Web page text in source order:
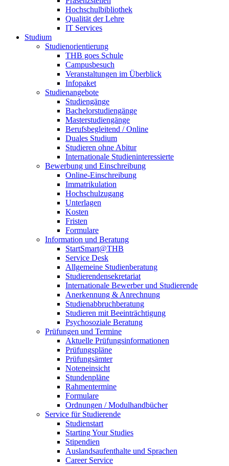
Hochschulbibliothek
Qualität der Lehre
IT Services
Studium
Studienorientierung
THB goes Schule
Campusbesuch
Veranstaltungen im Überblick
Infopaket
Studienangebote
Studiengänge
Bachelorstudiengänge
Masterstudiengänge
Berufsbegleitend / Online
Duales Studium
Studieren ohne Abitur
Internationale Studieninteressierte
Bewerbung und Einschreibung
Online-Einschreibung
Immatrikulation
Hochschulzugang
Unterlagen
Kosten
Fristen
Formulare
Information und Beratung
StartSmart@THB
Service Desk
Allgemeine Studienberatung
Studierendensekretariat
Internationale Bewerber und Studierende
Anerkennung & Anrechnung
Studienabbruchberatung
Studieren mit Beeinträchtigung
Psychosoziale Beratung
Prüfungen und Termine
Aktuelle Prüfungsinformationen
Prüfungspläne
Prüfungsämter
Noteneinsicht
Stundenpläne
Rahmentermine
Formulare
Ordnungen / Modulhandbücher
Service für Studierende
Studienstart
Starting Your Studies
Stipendien
Auslandsaufenthalte und Sprachen
Career Service